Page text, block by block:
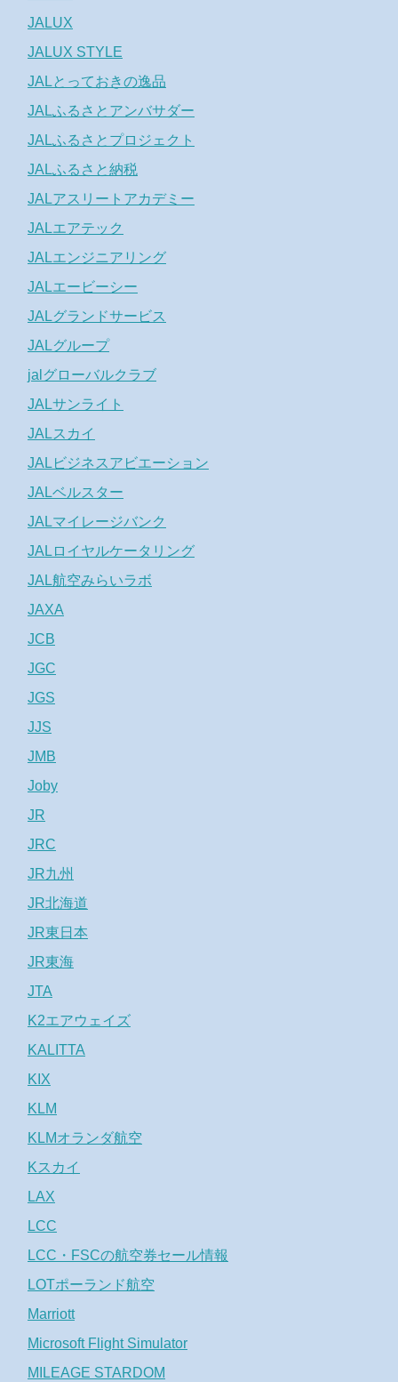
JALUX
JALUX STYLE
JALとっておきの逸品
JALふるさとアンバサダー
JALふるさとプロジェクト
JALふるさと納税
JALアスリートアカデミー
JALエアテック
JALエンジニアリング
JALエービーシー
JALグランドサービス
JALグループ
jalグローバルクラブ
JALサンライト
JALスカイ
JALビジネスアビエーション
JALベルスター
JALマイレージバンク
JALロイヤルケータリング
JAL航空みらいラボ
JAXA
JCB
JGC
JGS
JJS
JMB
Joby
JR
JRC
JR九州
JR北海道
JR東日本
JR東海
JTA
K2エアウェイズ
KALITTA
KIX
KLM
KLMオランダ航空
Kスカイ
LAX
LCC
LCC・FSCの航空券セール情報
LOTポーランド航空
Marriott
Microsoft Flight Simulator
MILEAGE STARDOM